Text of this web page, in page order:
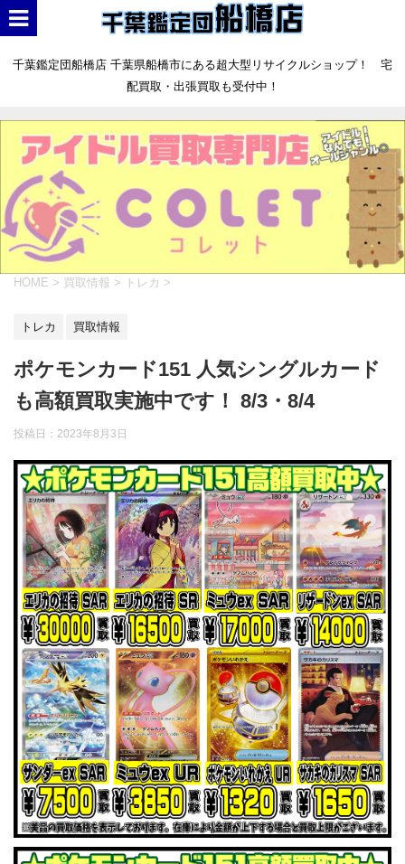
千葉鑑定団船橋店 千葉県船橋市にある超大型リサイクルショップ！ 宅
配買取・出張買取も受付中！
HOME > 買取情報 > トレカ >
トレカ 買取情報
ポケモンカード151 人気シングルカード
も高額買取実施中です！ 8/3・8/4
投稿日： 2023年8月3日